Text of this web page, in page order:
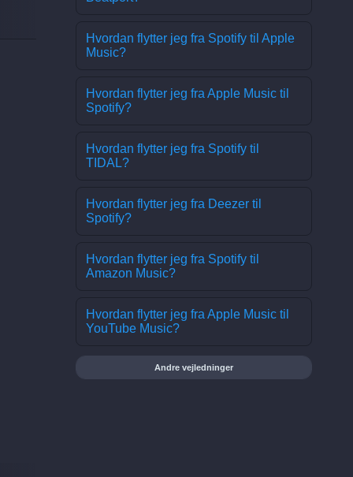
Hvordan flytter jeg fra Spotify til Apple
Music?
Hvordan flytter jeg fra Apple Music til
Spotify?
Hvordan flytter jeg fra Spotify til
TIDAL?
Hvordan flytter jeg fra Deezer til
Spotify?
Hvordan flytter jeg fra Spotify til
Amazon Music?
Hvordan flytter jeg fra Apple Music til
YouTube Music?
Andre vejledninger